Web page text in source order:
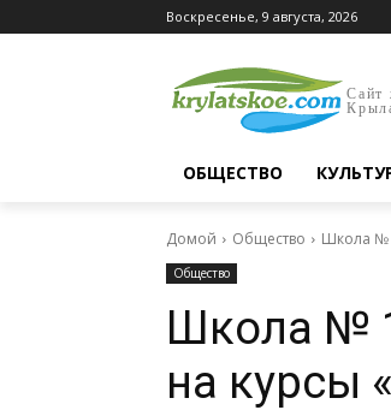
Воскресенье, 9 августа, 2026
Сайт
ОБЩЕСТВО
Домой Общество Школа №
Общество
Школа №
на курсы